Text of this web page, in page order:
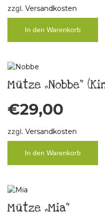
zzgl. Versandkosten
In den Warenkorb
Mütze „Nobbe“
€29,00
zzgl. Versandkosten
In den Warenkorb
Mütze „Mia“